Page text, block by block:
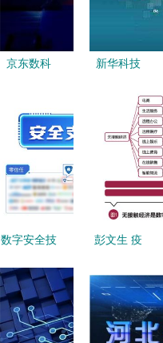
全球实践
京东数科
面盈利，科
技服务收入
倍，数字技
术赋能成效
显著
新华科技
能未来，智
能服务驱动
数字安全技
添新章 网
宿安全凭46
项细分领域
彭文生 疫
触经济新形
态，数字技
术赋能社会